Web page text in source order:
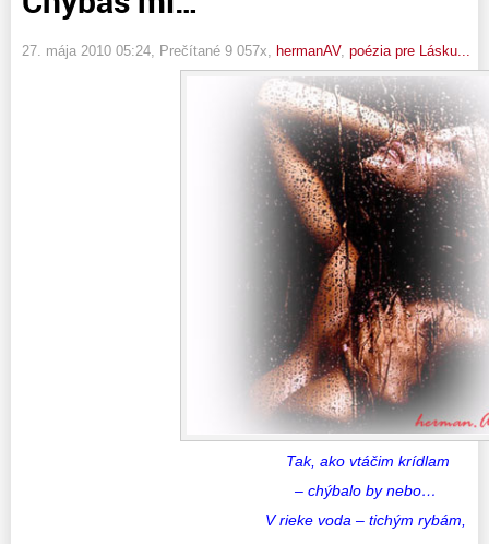
27. mája 2010 05:24 , Prečítané 9 057x, hermanAV, poézia pre Lásku...
Tak, ako vtáčim krídlam
– chýbalo by nebo…
V rieke voda – tichým rybám,